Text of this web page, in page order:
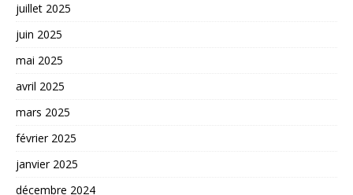
juillet 2025
juin 2025
mai 2025
avril 2025
mars 2025
février 2025
janvier 2025
décembre 2024